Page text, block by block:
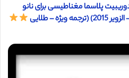
پلاسما مغناطیسی برای نانو
– طلایی